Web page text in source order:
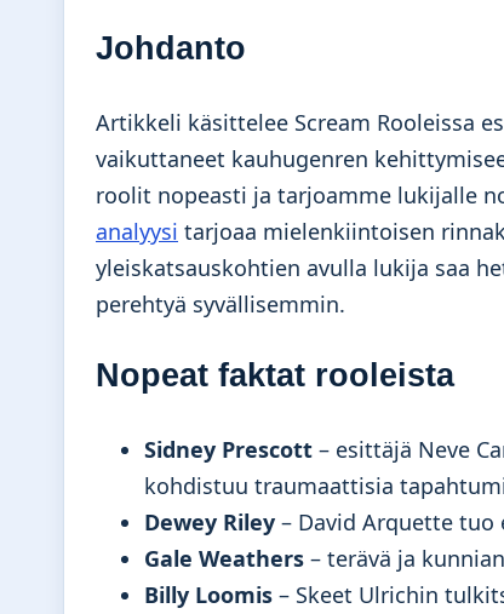
Johdanto
Artikkeli käsittelee Scream Rooleissa
vaikuttaneet kauhugenren
roolit nopeasti ja tarjoamme lukijalle
analyysi tarjoaa mielenkiintoisen
yleiskatsauskohtien avulla lukija saa
perehtyä syvällisemmin.
Nopeat faktat rooleista
Sidney Prescott – esittäjä Neve
kohdistuu traumaattisia
Dewey Riley – David Arquette tuo
Gale Weathers – terävä ja
Billy Loomis – Skeet Ulrichin